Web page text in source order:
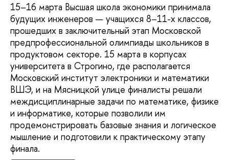
15–16 марта Высшая школа экономики принимала
будущих инженеров — учащихся 8–11-х классов,
прошедших в заключительный этап Московской
предпрофессиональной олимпиады школьников в
продуктовом секторе. 15 марта в корпусах
университета в Строгино, где располагается
Московский институт электроники и математики
ВШЭ, и на Мясницкой улице финалисты решали
междисциплинарные задачи по математике, физике
и информатике, которые позволили им
продемонстрировать базовые знания и логическое
мышление и подготовили к практическому этапу
финала.